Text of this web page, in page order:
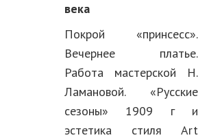
века
Покрой «принсесс».
Вечернее платье.
Работа мастерской Н.
Ламановой. «Русские
сезоны» 1909 г и
эстетика стиля Art